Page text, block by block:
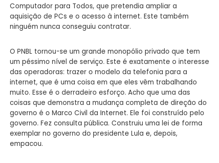
Computador para Todos, que pretendia ampliar a
aquisição de PCs e o acesso à internet. Este também
ninguém nunca conseguiu contratar.
O PNBL tornou-se um grande monopólio privado que tem
um péssimo nível de serviço. Este é exatamente o interesse
das operadoras: trazer o modelo da telefonia para a
internet, que é uma coisa em que eles vêm trabalhando
muito. Esse é o derradeiro esforço. Acho que uma das
coisas que demonstra a mudança completa de direção do
governo é o Marco Civil da Internet. Ele foi construído pelo
governo. Fez consulta pública. Construiu uma lei de forma
exemplar no governo do presidente Lula e, depois,
empacou.